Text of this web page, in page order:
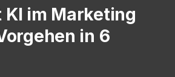
KI im Marketing
in 6